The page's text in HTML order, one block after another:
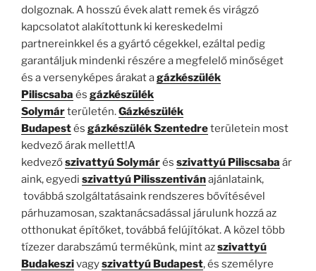
dolgoznak. A hosszú évek alatt remek és virágzó
kapcsolatot alakítottunk ki kereskedelmi
partnereinkkel és a gyártó cégekkel, ezáltal pedig
garantáljuk mindenki részére a megfelelő minőséget
és a versenyképes árakat agázkészülék
Piliscsaba és gázkészülék
Solymárterületén.Gázkészülék
Budapestés gázkészülék Szentedreterületein most
kedvező árak mellett!A
kedvezőszivattyú Solymárés szivattyú Piliscsaba ár
aink, egyedi szivattyú Pilisszentivánajánlataink,
továbbá szolgáltatásaink rendszeres bővítésével
párhuzamosan, szaktanácsadással járulunk hozzá az
otthonukat építőket, továbbá felújítókat. A közel több
tízezer darabszámú termékünk, mint azszivattyú
Budakeszivagyszivattyú Budapest, és személyre